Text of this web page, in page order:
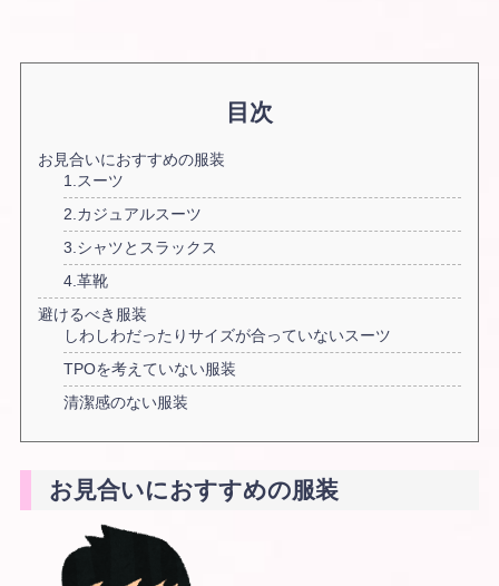
目次
お見合いにおすすめの服装
1.スーツ
2.カジュアルスーツ
3.シャツとスラックス
4.革靴
避けるべき服装
しわしわだったりサイズが合っていないスーツ
TPOを考えていない服装
清潔感のない服装
お見合いにおすすめの服装